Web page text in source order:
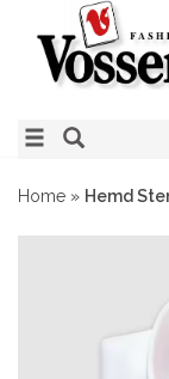
Home » Hemd